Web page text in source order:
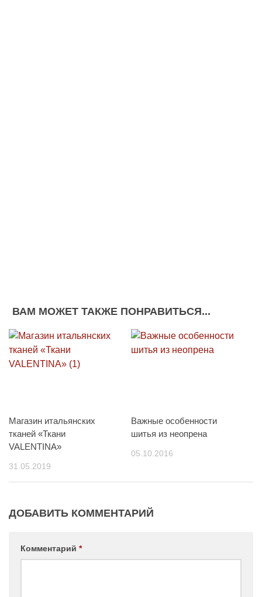
ВАМ МОЖЕТ ТАКЖЕ ПОНРАВИТЬСЯ...
Магазин итальянских
тканей «Ткани
VALENTINA»
31.05.2019
Важные особенности
шитья из неопрена
05.10.2016
ДОБАВИТЬ КОММЕНТАРИЙ
Комментарий *